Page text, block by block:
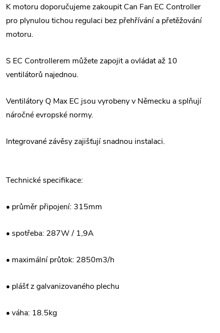
K motoru doporučujeme zakoupit Can Fan EC Controller
pro plynulou tichou regulaci bez přehřívání a přetěžování
motoru.
S EC Controllerem můžete zapojit a ovládat až 10
ventilátorů najednou.
Ventilátory Q Max EC jsou vyrobeny v Německu a splňují
náročné evropské normy.
Integrované závěsy zajišťují snadnou instalaci.
Technické specifikace:
• průměr připojení: 315mm
• spotřeba: 287W / 1,9A
• maximální průtok: 2850m3/h
• plášť z galvanizovaného plechu
• váha: 18.5kg